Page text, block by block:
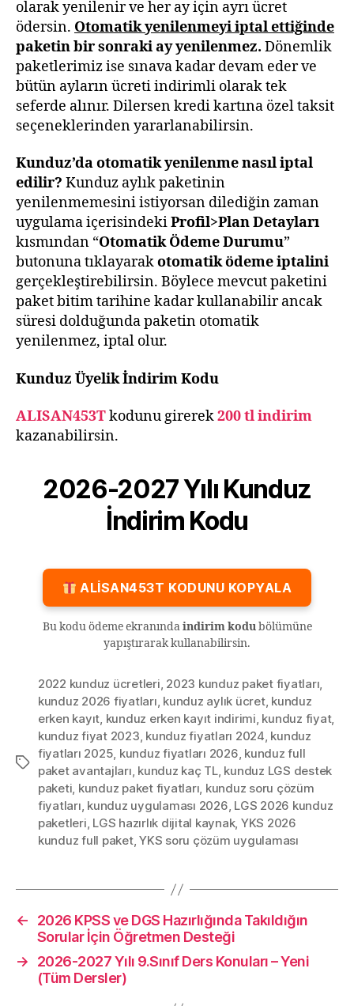
olarak yenilenir ve her ay için ayrı ücret
ödersin. Otomatik yenilenmeyi iptal ettiğinde
paketin bir sonraki ay yenilenmez. Dönemlik
paketlerimiz ise sınava kadar devam eder ve
bütün ayların ücreti indirimli olarak tek
seferde alınır. Dilersen kredi kartına özel taksit
seçeneklerinden yararlanabilirsin.
Kunduz’da otomatik yenilenme nasıl iptal
edilir? Kunduz aylık paketinin
yenilenmemesini istiyorsan dilediğin zaman
uygulama içerisindekiProfil>Plan Detayları
kısmından “Otomatik Ödeme Durumu”
butonuna tıklayarakotomatik ödeme iptalini
gerçekleştirebilirsin. Böylece mevcut paketini
paket bitim tarihine kadar kullanabilir ancak
süresi dolduğunda paketin otomatik
yenilenmez, iptal olur.
Kunduz Üyelik İndirim Kodu
ALISAN453Tkodunu girerek200 tl indirim
kazanabilirsin.
2026-2027 Yılı Kunduz
İndirim Kodu
ALİSAN453T KODUNU KOPYALA
Bu kodu ödeme ekranındaindirim kodubölümüne
yapıştırarak kullanabilirsin.
Etiketler
2022 kunduz ücretleri, 2023 kunduz paket fiyatları,
kunduz 2026 fiyatları, kunduz aylık ücret, kunduz
erken kayıt, kunduz erken kayıt indirimi, kunduz fiyat,
kunduz fiyat 2023, kunduz fiyatları 2024, kunduz
fiyatları 2025, kunduz fiyatları 2026, kunduz full
paket avantajları, kunduz kaç TL, kunduz LGS destek
paketi, kunduz paket fiyatları, kunduz soru çözüm
fiyatları, kunduz uygulaması 2026, LGS 2026 kunduz
paketleri, LGS hazırlık dijital kaynak, YKS 2026
kunduz full paket,YKS soru çözüm uygulaması
←
2026 KPSS ve DGS Hazırlığında Takıldığın
Sorular İçin Öğretmen Desteği
→
2026-2027 Yılı 9.Sınıf Ders Konuları – Yeni
(Tüm Dersler)